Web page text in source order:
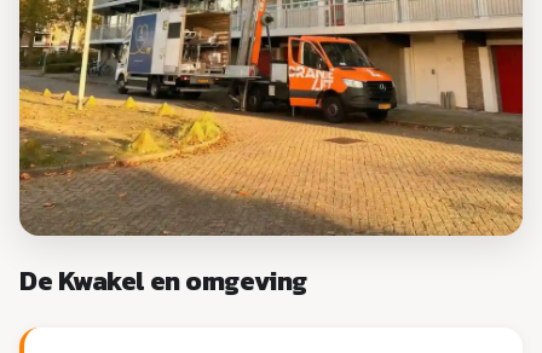
De Kwakel en omgeving